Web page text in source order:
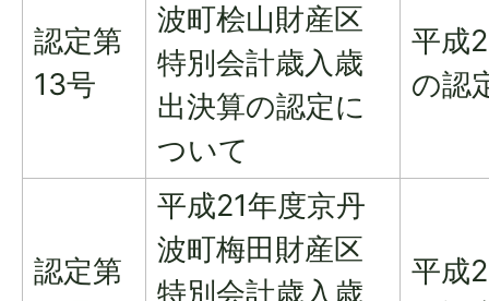
認定第
13号
波町桧山財産区
特別会計歳入歳
出決算の認定に
ついて
平成
の認
認定第
平成21年度京丹
波町梅田財産区
特別会計歳入歳
平成